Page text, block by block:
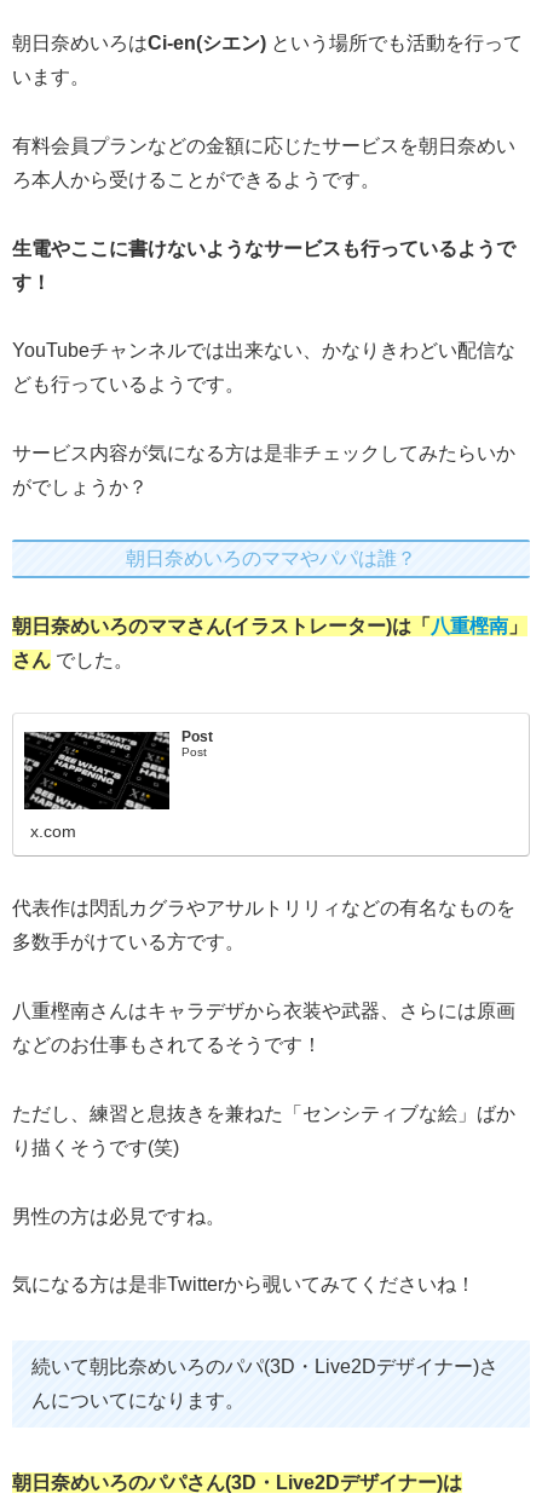
朝日奈めいろはCi-en(シエン) という場所でも活動を行って
います。
有料会員プランなどの金額に応じたサービスを朝日奈めい
ろ本人から受けることができるようです。
生電やここに書けないようなサービスも行っているようで
す！
YouTubeチャンネルでは出来ない、かなりきわどい配信な
ども行っているようです。
サービス内容が気になる方は是非チェックしてみたらいか
がでしょうか？
朝日奈めいろのママやパパは誰？
朝日奈めいろのママさん(イラストレーター)は「 八重樫南 」
さん でした。
Post
Post
x.com
代表作は閃乱カグラやアサルトリリィなどの有名なものを
多数手がけている方です。
八重樫南さんはキャラデザから衣装や武器、さらには原画
などのお仕事もされてるそうです！
ただし、練習と息抜きを兼ねた「センシティブな絵」ばか
り描くそうです(笑)
男性の方は必見ですね。
気になる方は是非Twitterから覗いてみてくださいね！
続いて朝比奈めいろのパパ(3D・Live2Dデザイナー)さ
んについてになります。
朝日奈めいろのパパさん(3D・Live2Dデザイナー)は